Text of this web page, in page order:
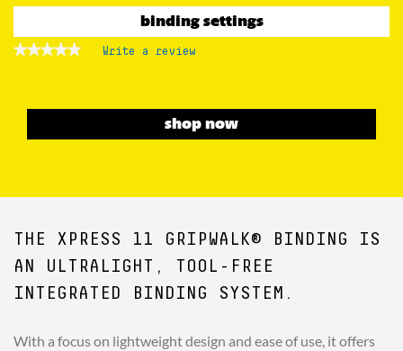
binding settings
★★★★★
★★★★★ Write a review
open
shop now
THE XPRESS 11 GRIPWALK® BINDING IS
AN ULTRALIGHT, TOOL-FREE
INTEGRATED BINDING SYSTEM.
With a focus on lightweight design and ease of use, it offers